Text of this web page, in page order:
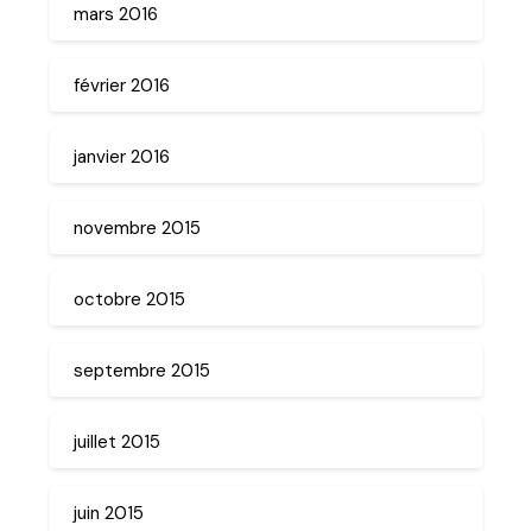
mars 2016
février 2016
janvier 2016
novembre 2015
octobre 2015
septembre 2015
juillet 2015
juin 2015